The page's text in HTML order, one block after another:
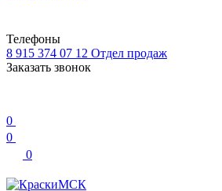
Телефоны
8 915 374 07 12 Отдел продаж
Заказать звонок
0
0
0